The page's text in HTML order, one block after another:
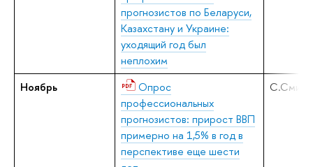
прогнозистов по Беларуси,
Казахстану и Украине:
уходящий год был
неплохим
Ноябрь
Опрос
профессиональных
прогнозистов: прирост ВВП
примерно на 1,5% в год в
перспективе еще шести